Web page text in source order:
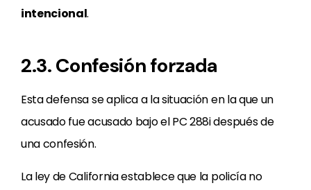
intencional.
2.3. Confesión forzada
Esta defensa se aplica a la situación en la que un
acusado fue acusado bajo el PC 288i después de
una confesión.
La ley de California establece que la policía no